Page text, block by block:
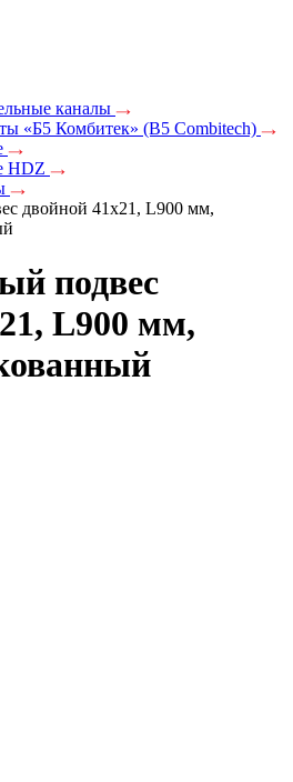
каналы
«Б5 Комбитек» (B5 Combitech)
HDZ
двойной 41х21, L900 мм,
подвес
L900 мм,